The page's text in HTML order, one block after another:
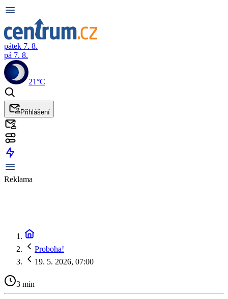
pátek 7. 8.
pá 7. 8.
21°C
Přihlášení
Reklama
Proboha!
19. 5. 2026, 07:00
3 min